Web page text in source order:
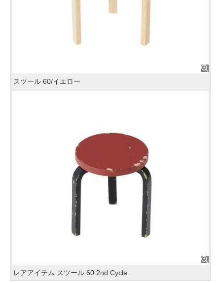
スツール 60/イエロー
レアアイテム スツール 60 2nd Cycle